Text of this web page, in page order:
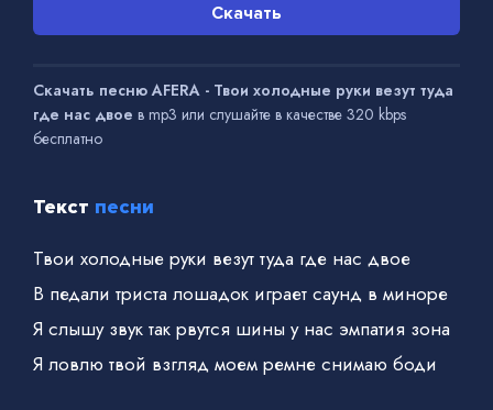
Скачать
Скачать песню AFERA - Твои холодные руки везут туда
где нас двое в mp3 или слушайте в качестве 320 kbps
бесплатно
Текст песни
Твои холодные руки везут туда где нас двое
В педали триста лошадок играет саунд в миноре
Я слышу звук так рвутся шины у нас эмпатия зона
Я ловлю твой взгляд моем ремне снимаю боди